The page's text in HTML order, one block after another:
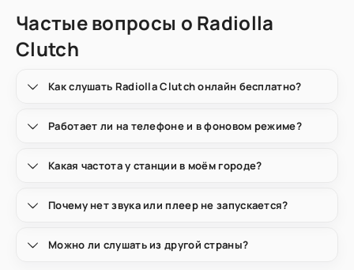
Частые вопросы о Radiolla
Clutch
Как слушать Radiolla Clutch онлайн бесплатно?
Работает ли на телефоне и в фоновом режиме?
Какая частота у станции в моём городе?
Почему нет звука или плеер не запускается?
Можно ли слушать из другой страны?